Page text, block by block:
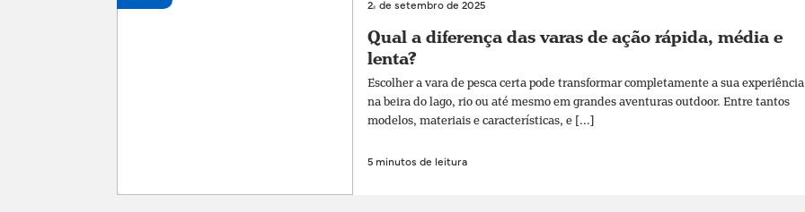
24 de setembro de 2025
Qual a diferença das varas de ação rápida, média e
lenta?
Escolher a vara de pesca certa pode transformar completamente a sua experiência
na beira do lago, rio ou até mesmo em grandes aventuras outdoor. Entre tantos
modelos, materiais e características, e [...]
5 minutos de leitura